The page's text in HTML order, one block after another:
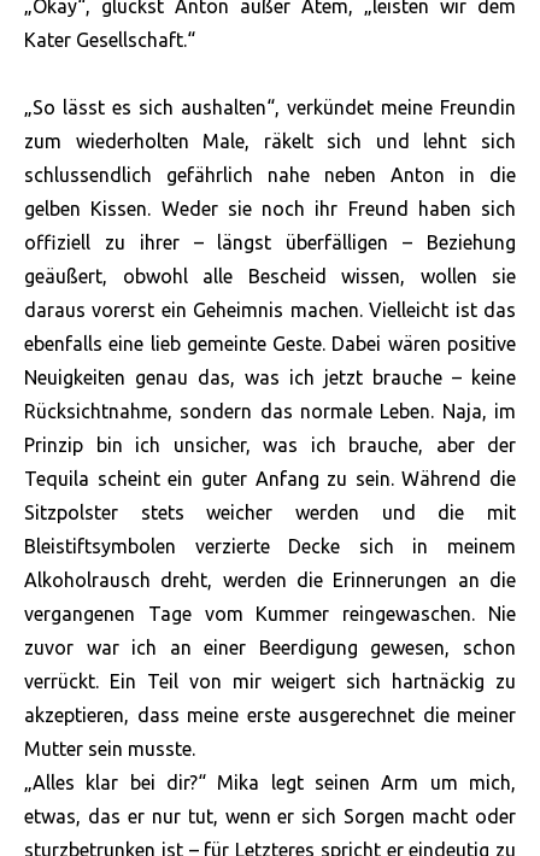
„Okay“, gluckst Anton außer Atem, „leisten wir dem
Kater Gesellschaft.“
„So lässt es sich aushalten“, verkündet meine Freundin
zum wiederholten Male, räkelt sich und lehnt sich
schlussendlich gefährlich nahe neben Anton in die
gelben Kissen. Weder sie noch ihr Freund haben sich
offiziell zu ihrer – längst überfälligen – Beziehung
geäußert, obwohl alle Bescheid wissen, wollen sie
daraus vorerst ein Geheimnis machen. Vielleicht ist das
ebenfalls eine lieb gemeinte Geste. Dabei wären positive
Neuigkeiten genau das, was ich jetzt brauche – keine
Rücksichtnahme, sondern das normale Leben. Naja, im
Prinzip bin ich unsicher, was ich brauche, aber der
Tequila scheint ein guter Anfang zu sein. Während die
Sitzpolster stets weicher werden und die mit
Bleistiftsymbolen verzierte Decke sich in meinem
Alkoholrausch dreht, werden die Erinnerungen an die
vergangenen Tage vom Kummer reingewaschen. Nie
zuvor war ich an einer Beerdigung gewesen, schon
verrückt. Ein Teil von mir weigert sich hartnäckig zu
akzeptieren, dass meine erste ausgerechnet die meiner
Mutter sein musste.
„Alles klar bei dir?“ Mika legt seinen Arm um mich,
etwas, das er nur tut, wenn er sich Sorgen macht oder
sturzbetrunken ist – für Letzteres spricht er eindeutig zu